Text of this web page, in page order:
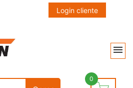
Login cliente
0